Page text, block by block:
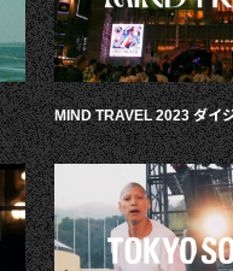
MIND TRAVEL 2023 ダイ